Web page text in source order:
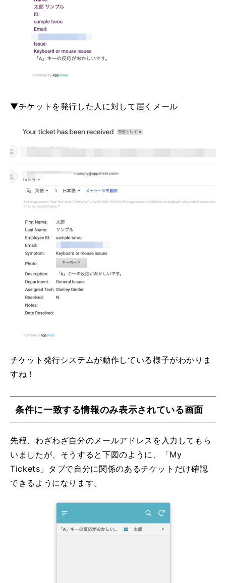
▼チケットを発行した人に対して届くメール
チケット発行システムが動作している様子がわかりま
すね！
条件に一致する情報のみ表示されている画面
先程、わざわざ自分のメールアドレスを入力してもら
いましたが、そうすると下図のように、「My
Tickets」タブで自分に関係のあるチケットだけ確認
できるようになります。